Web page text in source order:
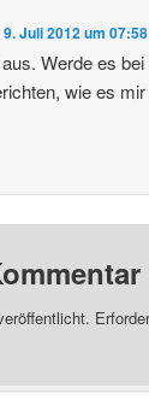
9. Juli 2012 um 07:58
Werde es
wie es